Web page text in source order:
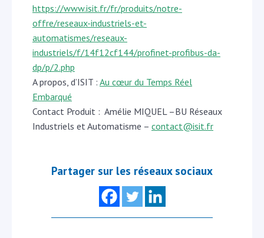
https://www.isit.fr/fr/produits/notre-
offre/reseaux-industriels-et-
automatismes/reseaux-
industriels/f/14f12cf144/profinet-profibus-da-
dp/p/2.php
A propos, d’ISIT : Au cœur du Temps Réel
Embarqué
Contact Produit : Amélie MIQUEL –BU Réseaux
Industriels et Automatisme – contact@isit.fr
Partager sur les réseaux sociaux